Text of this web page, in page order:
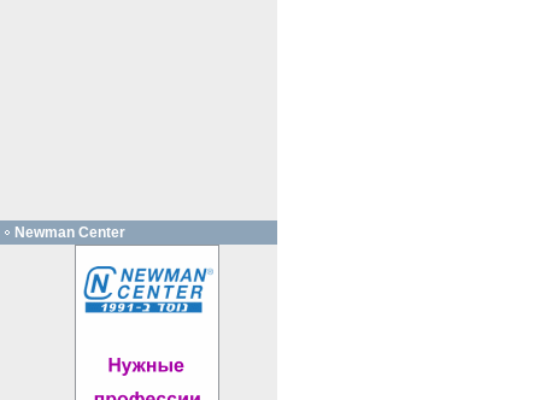
Newman Center